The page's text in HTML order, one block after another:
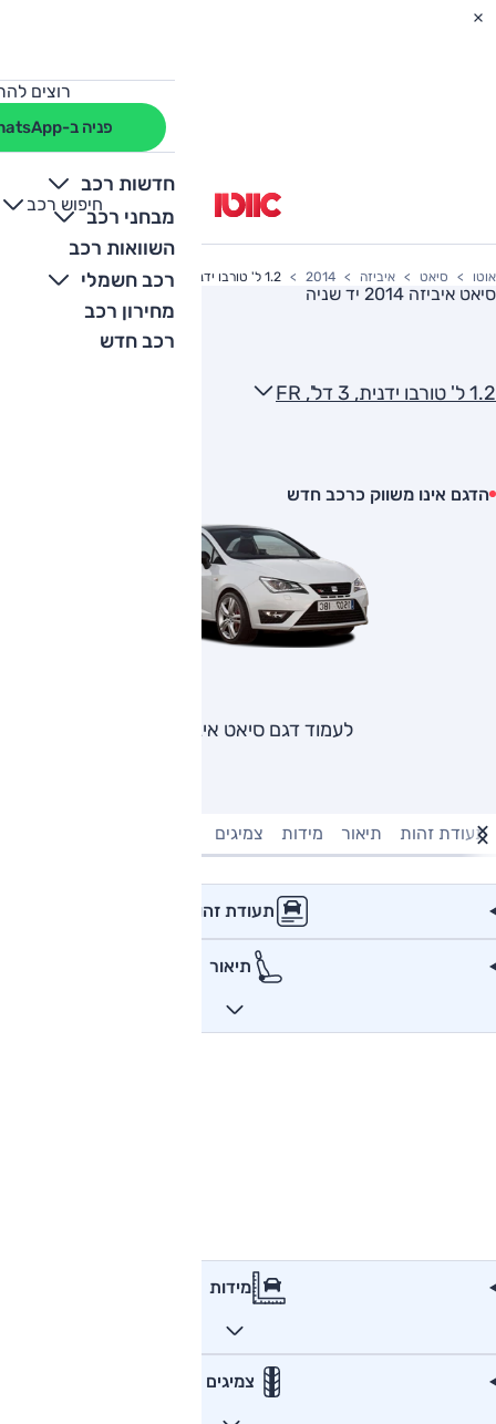
רוצים
פניה ב-WhatsApp
חדשות רכב
מבחני רכב
השוואות רכב
רכב חשמלי
מחירון רכב
רכב חדש
חיפוש רכב
+
-
אוטו סיאט איביזה 2014 1.2 ל' טורבו ידנית, 3 דל', FR
סיאט איביזה 2014 יד שניה
1.2 ל' טורבו ידנית, 3 דל', FR
הדגם אינו משווק כרכב חדש
לעמוד דגם סיאט איביזה
תעודת זהות תיאור מידות צמיגים
תעודת זהות
תיאור
מידות
צמיגים